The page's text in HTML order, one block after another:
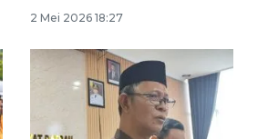
2 Mei 2026 18:27
jaga harga beras
08 06:00:00